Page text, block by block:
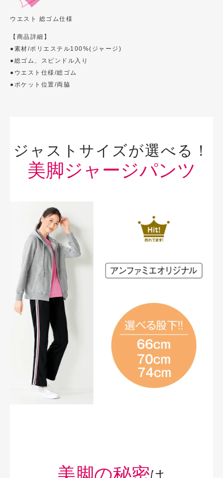
ウエスト 総ゴム仕様
【商品詳細】
●素材/ポリエステル100%(ジャージ)
●総ゴム、スピンドル入り
●ウエスト仕様/総ゴム
●ポケット位置/両脇
ジャストサイズが選べる！
美脚ジャージパンツ